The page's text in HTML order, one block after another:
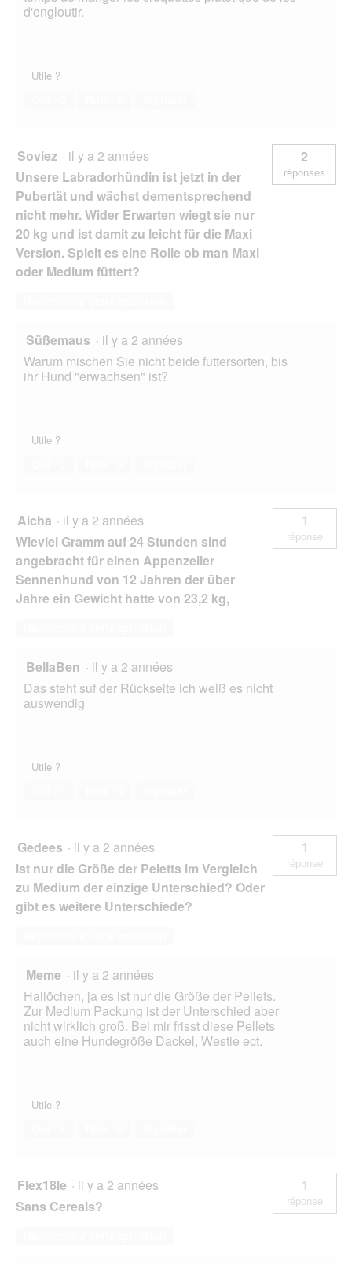
d'engloutir.
Utile ?
Soviez · il y a 2 années
Unsere Labradorhündin ist jetzt in der
Pubertät und wächst dementsprechend
nicht mehr. Wider Erwarten wiegt sie nur
20 kg und ist damit zu leicht für die Maxi
Version. Spielt es eine Rolle ob man Maxi
oder Medium füttert?
2
réponses
Süßemaus · il y a 2 années
Warum mischen Sie nicht beide futtersorten, bis
ihr Hund "erwachsen" ist?
Utile ?
Aicha · il y a 2 années
Wieviel Gramm auf 24 Stunden sind
angebracht für einen Appenzeller
Sennenhund von 12 Jahren der über
Jahre ein Gewicht hatte von 23,2 kg,
1
réponse
BellaBen · il y a 2 années
Das steht suf der Rückseite ich weiß es nicht
auswendig
Utile ?
Gedees · il y a 2 années
ist nur die Größe der Peletts im Vergleich
zu Medium der einzige Unterschied? Oder
gibt es weitere Unterschiede?
1
réponse
Meme · il y a 2 années
Hallöchen, ja es ist nur die Größe der Pellets.
Zur Medium Packung ist der Unterschied aber
nicht wirklich groß. Bei mir frisst diese Pellets
auch eine Hundegröße Dackel, Westie ect.
Utile ?
Flex18le · il y a 2 années
Sans Cereals?
1
réponse